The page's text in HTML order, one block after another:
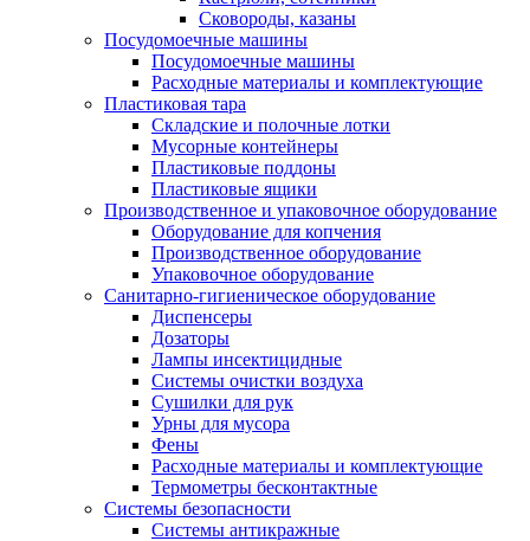
Сковороды, казаны
Посудомоечные машины
Посудомоечные машины
Расходные материалы и комплектующие
Пластиковая тара
Складские и полочные лотки
Мусорные контейнеры
Пластиковые поддоны
Пластиковые ящики
Производственное и упаковочное оборудование
Оборудование для копчения
Производственное оборудование
Упаковочное оборудование
Санитарно-гигиеническое оборудование
Диспенсеры
Дозаторы
Лампы инсектицидные
Системы очистки воздуха
Сушилки для рук
Урны для мусора
Фены
Расходные материалы и комплектующие
Термометры бесконтактные
Системы безопасности
Системы антикражные